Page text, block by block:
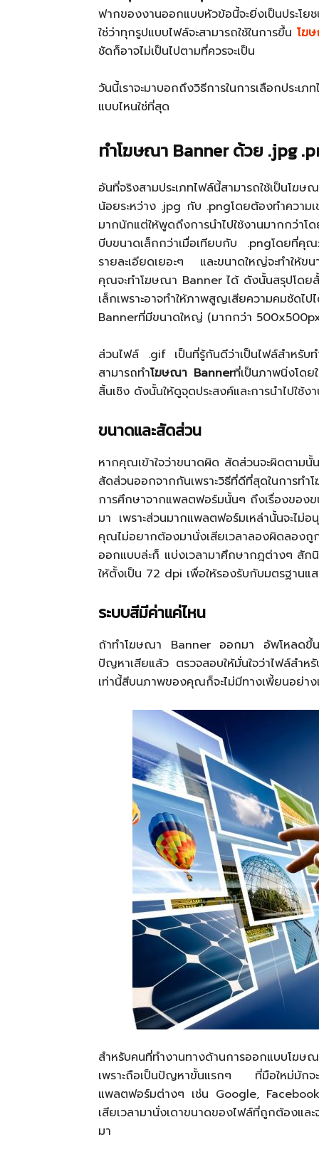
ฟากของงานออกแบบหัวข้อนี้จะยิ่งเป็นประโ
ใช่ว่าทุกรูปแบบไฟล์จะสามารถใช้ในการขึ้น โฆ
ชัดก็อาจไม่เป็นไปตามที่ควรจะเป็น
วันนี้เราจะมาบอกถึงวิธีการในการเลือกประ
แบบไหนใช่ที่สุด
ทำโฆษณา Banner ด้วย .jpg
อันที่จริงสามประเภทไฟล์นี้สามารถใช้เป็นโ
น้อยระหว่าง .jpg กับ .pngโดยต้องทำความเ
มากนักแต่ให้พูดถึงการนำไปใช้งานมากกว่า
บีบขนาดเล็กกว่าเมื่อเทียบกับ .pngโดยที่
รายละเอียดเยอะๆ และขนาดใหญ่จะทำให้
คุณจะทำโฆษณา Banner ได้ ดังนั้นสรุปโดย
เล็กเพราะอาจทำให้ภาพสูญเสียความคมชั
Bannerที่มีขนาดใหญ่ (มากกว่า
ส่วนไฟล์ .gif เป็นที่รู้กันดีว่าเป็นไฟล์สำห
สามารถทำโฆษณา Bannerที่เป็นภาพนิ่งโด
สิ้นเชิง ดังนั้นให้ดูจุดประสงค์และการนำไปใช้
ขนาดและสัดส่วน
หากคุณเข้าใจว่าขนาดผิด สัดส่วนจะผิดตาม
สัดส่วนออกจากกันเพราะวิธีที่ดีที่สุดในการ
การศึกษาจากแพลตฟอร์มนั้นๆ ถึงเรื่องของ
มา เพราะส่วนมากแพลตฟอร์มเหล่านั้นจะ
คุณไม่อยากต้องมานั่งเสียเวลาลองผิดลอ
ออกแบบล่ะก็ แบ่งเวลามาศึกษากฎต่างๆ สั
ให้ตั้งเป็น 72 dpi เพื่อให้รองรับกับมตรฐาน
ระบบสีมีค่าแค่ไหน
ถ้าทำโฆษณา Banner ออกมา อัพโหลดขึ้น
ปัญหาเสียแล้ว ตรวจสอบให้มั่นใจว่าไฟล์ส
เท่านี้สีบนภาพของคุณก็จะไม่มีทางเพี้ยนอย่า
สำหรับคนที่ทำงานทางด้านการออกแบบโฆ
เพราะถือเป็นปัญหาขั้นแรกๆ ที่มือใหม่มัก
แพลตฟอร์มต่างๆ เช่น Google, Facebook
เสียเวลามานั่งเดาขนาดของไฟล์ที่ถูกต้องแล
มา